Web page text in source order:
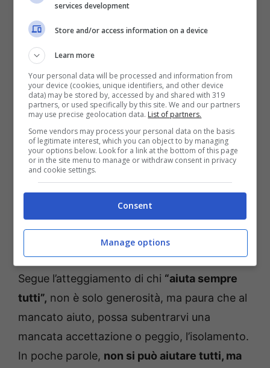
Tornando al primo esempio, sono tantissimi
quelli che affermano“ce la faccio da solo”,
pensando chel’eccessiva indipendenza sia
un tesoro dal valore inestimabile.Ma il non
chiedere mai aiuto e stare da soli, è un
trauma.
È tipico di chi hasmesso di sperare che
“qualcuno resti”,poiché nella maggior parte
dei casi in cui ha richiesto l’attenzione, ne è
stato deluso. Magari una promessa di troppo,
non soddisfatta, può portare una grossa
sfiducia nei rapporti umani.
Segue l’atteggiamento di chi “aiuta sempre
tutti”, non è solo generosità, ma paura che al
mancato aiuto, possa subentrarvi una
mancata accettazione o peggio, l’isolamento.
In poche parole, non si può aiutare tutti, ma
services development
Store and/or access information on a device
Learn more
Your personal data will be processed and information from
your device (cookies, unique identifiers, and other device
data) may be stored by, accessed by and shared with 319
partners, or used specifically by this site. We and our partners
may use precise geolocation data. List of partners.
Some vendors may process your personal data on the basis
of legitimate interest, which you can object to by managing
your options below. Look for a link at the bottom of this page
or in the site menu to manage or withdraw consent in privacy
and cookie settings.
Consent
Manage options